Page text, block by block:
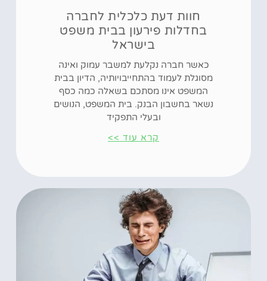
חוות דעת כלכלית לחברה
בחדלות פירעון בבית משפט
בישראל
כאשר חברה נקלעת למשבר עמוק ואינה
מסוגלת לעמוד בהתחייבויותיה, הדיון בבית
המשפט אינו מסתכם בשאלה כמה כסף
נשאר בחשבון הבנק. בית המשפט, הנושים
ובעלי התפקיד
קרא עוד >>